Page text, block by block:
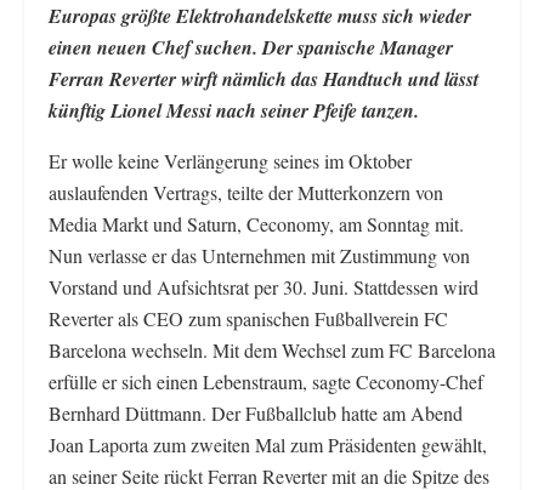
Europas größte Elektrohandelskette muss sich wieder
einen neuen Chef suchen. Der spanische Manager
Ferran Reverter wirft nämlich das Handtuch und lässt
künftig Lionel Messi nach seiner Pfeife tanzen.
Er wolle keine Verlängerung seines im Oktober
auslaufenden Vertrags, teilte der Mutterkonzern von
Media Markt und Saturn, Ceconomy, am Sonntag mit.
Nun verlasse er das Unternehmen mit Zustimmung von
Vorstand und Aufsichtsrat per 30. Juni. Stattdessen wird
Reverter als CEO zum spanischen Fußballverein FC
Barcelona wechseln. Mit dem Wechsel zum FC Barcelona
erfülle er sich einen Lebenstraum, sagte Ceconomy-Chef
Bernhard Düttmann. Der Fußballclub hatte am Abend
Joan Laporta zum zweiten Mal zum Präsidenten gewählt,
an seiner Seite rückt Ferran Reverter mit an die Spitze des